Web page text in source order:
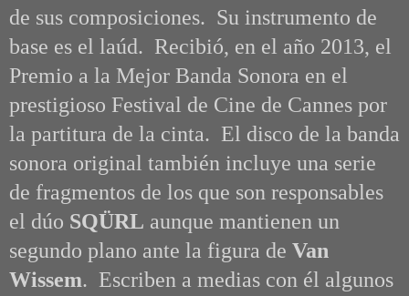
de sus composiciones. Su instrumento de
base es el laúd. Recibió, en el año 2013, el
Premio a la Mejor Banda Sonora en el
prestigioso Festival de Cine de Cannes por
la partitura de la cinta. El disco de la banda
sonora original también incluye una serie
de fragmentos de los que son responsables
el dúo SQÜRL aunque mantienen un
segundo plano ante la figura de Van
Wissem. Escriben a medias con él algunos